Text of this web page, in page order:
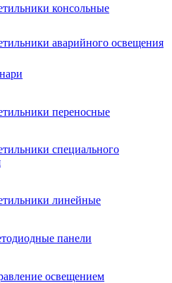
консольные
аварийного освещения
переносные
специального
линейные
панели
освещением